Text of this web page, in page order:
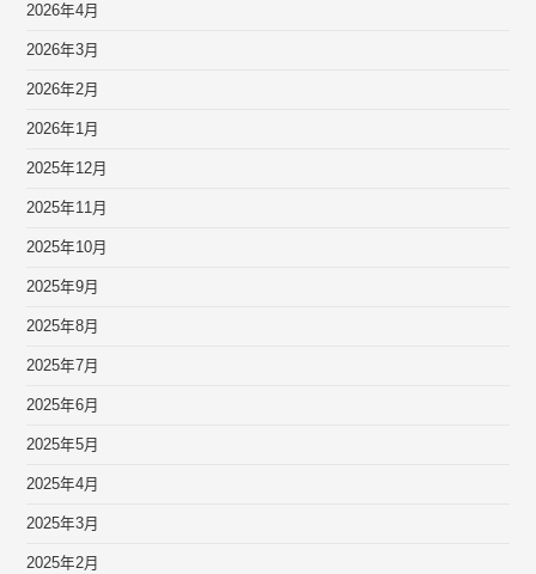
2026年4月
2026年3月
2026年2月
2026年1月
2025年12月
2025年11月
2025年10月
2025年9月
2025年8月
2025年7月
2025年6月
2025年5月
2025年4月
2025年3月
2025年2月